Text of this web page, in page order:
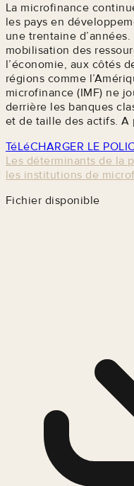
La microfinance
les pays en
une trentaine
mobilisation des
l’économie, aux côtés
régions comme
microfinance (IMF) ne
derrière les banques
et de taille des actifs. A
TéLéCHARGER LE
Les déterminants de la
les institutions de
Fichier disponible